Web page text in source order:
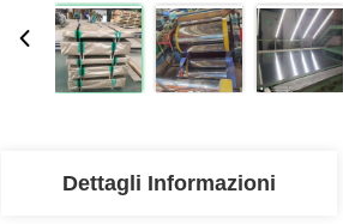
Dettagli Informazioni